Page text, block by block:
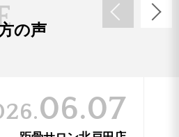
の声
06.07